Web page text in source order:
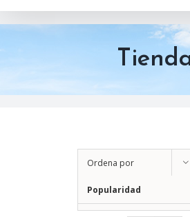
Ordena por
Popularidad
Mostrar 12 productos